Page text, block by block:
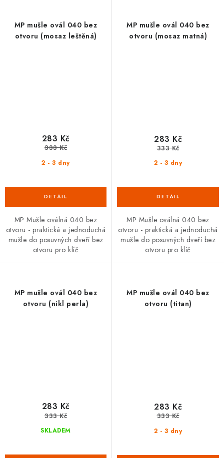
MP mušle ovál 040 bez
otvoru (mosaz leštěná)
2 - 3 dny
283 Kč
333 Kč
MP Mušle oválná 040 bez
otvoru - praktická a jednoduchá
mušle do posuvných dveří bez
otvoru pro klíč
MP mušle ovál 040 bez
otvoru (mosaz matná)
2 - 3 dny
283 Kč
333 Kč
MP Mušle oválná 040 bez
otvoru - praktická a jednoduchá
mušle do posuvných dveří bez
otvoru pro klíč
MP mušle ovál 040 bez
otvoru (nikl perla)
SKLADEM
283 Kč
333 Kč
MP mušle ovál 040 bez
otvoru (titan)
2 - 3 dny
283 Kč
333 Kč